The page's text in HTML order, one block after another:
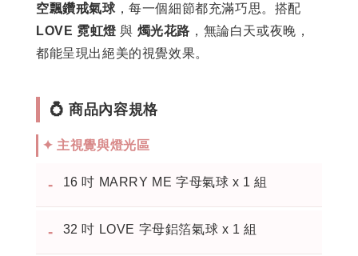
空飄鑽戒氣球，每一個細節都充滿巧思。搭配
LOVE 霓虹燈與 燭光花路 ，無論白天或夜晚，
都能呈現出絕美的視覺效果。
💍 商品內容規格
✦ 主視覺與燈光區
- 16 吋 MARRY ME 字母氣球 x 1 組
- 32 吋 LOVE 字母鋁箔氣球 x 1 組